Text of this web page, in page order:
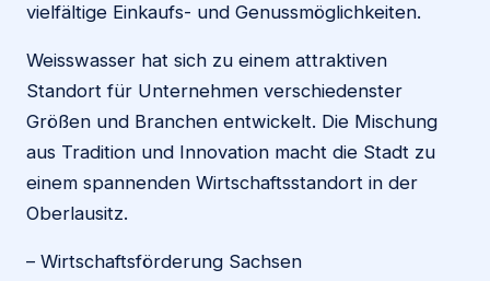
vielfältige Einkaufs- und Genussmöglichkeiten.
Weisswasser hat sich zu einem attraktiven
Standort für Unternehmen verschiedenster
Größen und Branchen entwickelt. Die Mischung
aus Tradition und Innovation macht die Stadt zu
einem spannenden Wirtschaftsstandort in der
Oberlausitz.
– Wirtschaftsförderung Sachsen